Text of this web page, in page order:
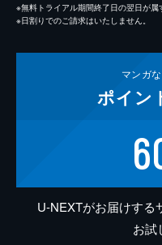
※無料トライアル期間終了日の翌日が属
※日割りでのご請求はいたしません。
マンガ
ポイン
U-NEXTがお届けする
お試